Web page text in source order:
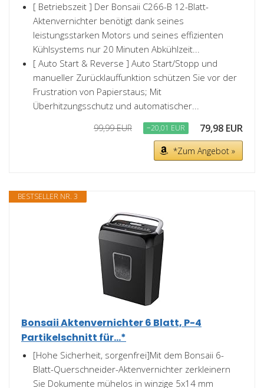
[ Betriebszeit ] Der Bonsaii C266-B 12-Blatt-
Aktenvernichter benötigt dank seines
leistungsstarken Motors und seines effizienten
Kühlsystems nur 20 Minuten Abkühlzeit...
[ Auto Start & Reverse ] Auto Start/Stopp und
manueller Zurücklauffunktion schützen Sie vor der
Frustration von Papierstaus; Mit
Überhitzungsschutz und automatischer...
99,99 EUR −20,01 EUR 79,98 EUR
*Zum Angebot »
BESTSELLER NR. 3
Bonsaii Aktenvernichter 6 Blatt, P-4
Partikelschnitt für...*
[Hohe Sicherheit, sorgenfrei]Mit dem Bonsaii 6-
Blatt-Querschneider-Aktenvernichter zerkleinern
Sie Dokumente mühelos in winzige 5x14 mm